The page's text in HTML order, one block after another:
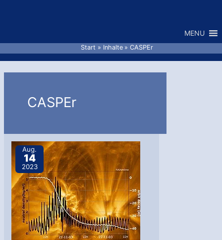
MENU
Start Inhalte CASPEr
CASPEr
Aug.
14
2023